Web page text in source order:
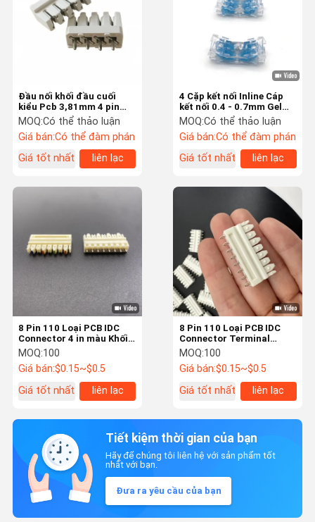
Đầu nối khối đầu cuối
kiểu Pcb 3,81mm 4 pin
Krone Style
MOQ:Có thể thảo luận
Giá bán:Có thể đàm phán
Giá tốt nhất
liên lạc
4 Cặp kết nối Inline Cáp
kết nối 0.4 - 0.7mm Gel
chứa thông minh khóa
khớp
MOQ:Có thể thảo luận
Giá bán:Có thể đàm phán
Giá tốt nhất
liên lạc
8 Pin 110 Loại PCB IDC
Connector 4 in màu Khối
đầu cuối với pitch
3.81mm cho các kết nối
điện đáng tin cậy
MOQ:100
Giá bán:$0.15~$0.5
Giá tốt nhất
liên lạc
8 Pin 110 Loại PCB IDC
Connector Terminal
Block với Pitch 3,81mm
cho các ứng dụng điện
MOQ:100
Giá bán:$0.15~$0.5
Giá tốt nhất
liên lạc
Tiết kiệm thời gian của bạn
Hãy để chúng tôi liên hệ với sản phẩm tốt
nhất với bạn.
Đưa ra yêu cầu của bạn